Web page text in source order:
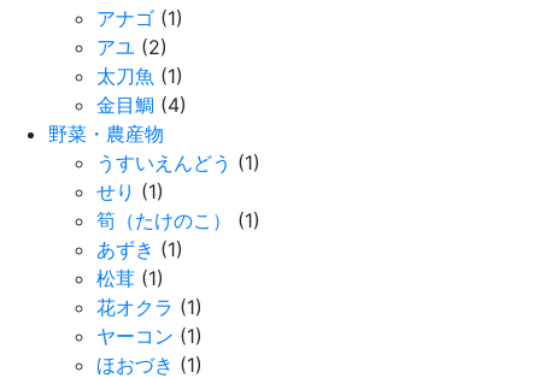
アナゴ (1)
アユ (2)
太刀魚 (1)
金目鯛 (4)
野菜・農産物
うすいえんどう (1)
せり (1)
筍（たけのこ）
(1)
あずき (1)
松茸 (1)
花オクラ (1)
ヤーコン (1)
ほおづき (1)